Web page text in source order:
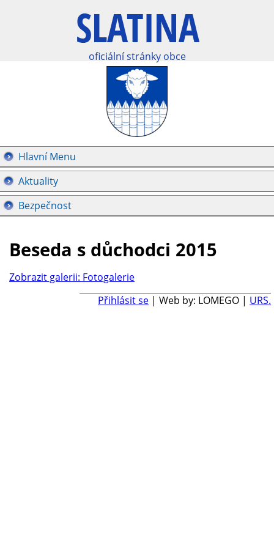
oficiální stránky obce
Hlavní Menu
Aktuality
Bezpečnost
Beseda s důchodci 2015
Zobrazit galerii: Fotogalerie
Přihlásit se | Web by: LOMEGO | URS.